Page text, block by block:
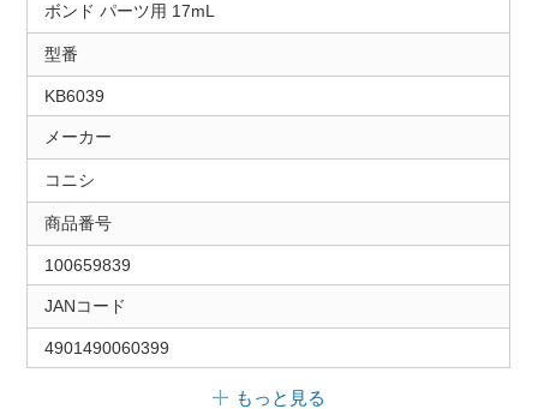
ボンド パーツ用 17mL
型番
KB6039
メーカー
コニシ
商品番号
100659839
JANコード
4901490060399
もっと見る